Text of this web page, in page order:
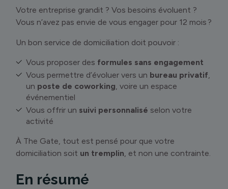
Votre entreprise grandit ? Vos besoins évoluent ?
Vous n’avez pas envie de vous engager pour 12 mois ?
Un bon service de domiciliation doit pouvoir :
Vous proposer des formules sans engagement
Vous permettre d’évoluer vers un bureau privatif,
un poste de coworking, voire un espace
événementiel
Vous offrir un suivi personnalisé selon votre
activité
À The Gate, tout est pensé pour que votre
domiciliation soit un tremplin, et non une contrainte.
En résumé